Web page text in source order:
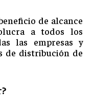
de alcance
a todos los
las empresas y
de distribución de